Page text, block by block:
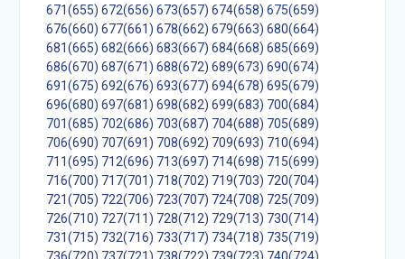
671(655) 672(656) 673(657) 674(658) 675(659)
676(660) 677(661) 678(662) 679(663) 680(664)
681(665) 682(666) 683(667) 684(668) 685(669)
686(670) 687(671) 688(672) 689(673) 690(674)
691(675) 692(676) 693(677) 694(678) 695(679)
696(680) 697(681) 698(682) 699(683) 700(684)
701(685) 702(686) 703(687) 704(688) 705(689)
706(690) 707(691) 708(692) 709(693) 710(694)
711(695) 712(696) 713(697) 714(698) 715(699)
716(700) 717(701) 718(702) 719(703) 720(704)
721(705) 722(706) 723(707) 724(708) 725(709)
726(710) 727(711) 728(712) 729(713) 730(714)
731(715) 732(716) 733(717) 734(718) 735(719)